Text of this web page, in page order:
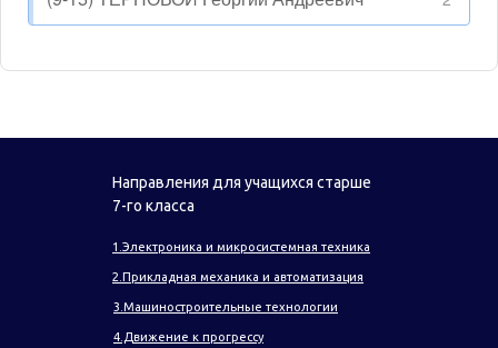
Направления для учащихся старше
7-го класса
1.Электроника и микросистемная техника
2.Прикладная механика и автоматизация
3.Машиностроительные технологии
4.Движение к прогрессу